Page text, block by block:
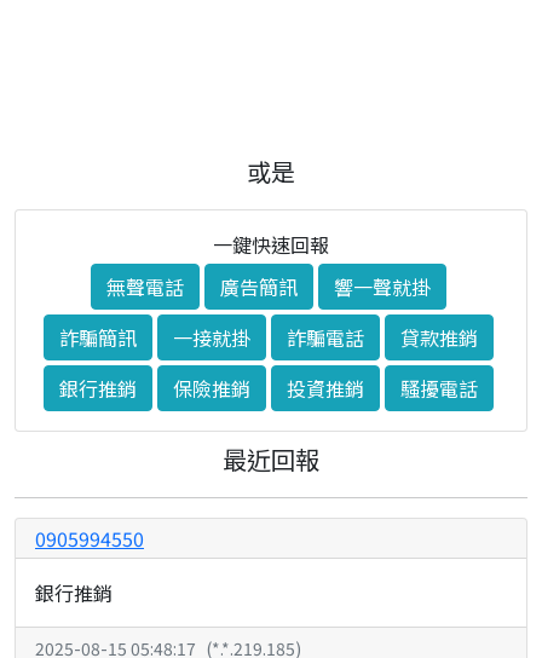
或是
一鍵快速回報
無聲電話
廣告簡訊
響一聲就掛
詐騙簡訊
一接就掛 詐騙電話
貸款推銷
銀行推銷
保險推銷 投資推銷 騷擾電話
最近回報
0905994550
銀行推銷
2025-08-15 05:48:17 (*.*.219.185)